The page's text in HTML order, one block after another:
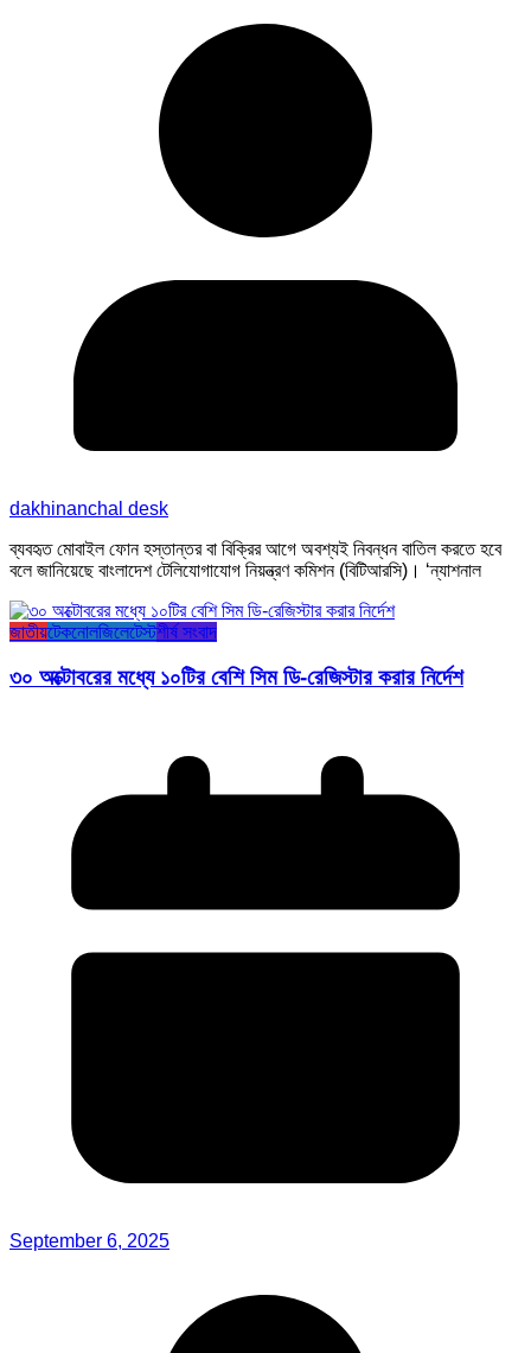
dakhinanchal desk
ব্যবহৃত মোবাইল ফোন হস্তান্তর বা বিক্রির আগে অবশ্যই নিবন্ধন বাতিল করতে হবে
বলে জানিয়েছে বাংলাদেশ টেলিযোগাযোগ নিয়ন্ত্রণ কমিশন (বিটিআরসি)। ‘ন্যাশনাল
জাতীয়টেকনোলজিলেটেস্টশীর্ষ সংবাদ
৩০ অক্টোবরের মধ্যে ১০টির বেশি সিম ডি-রেজিস্টার করার নির্দেশ
September 6, 2025